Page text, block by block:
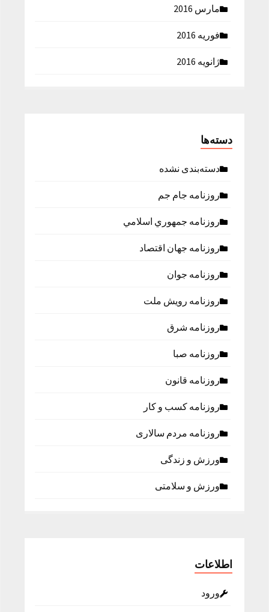
مارس 2016
فوریه 2016
ژانویه 2016
دسته‌ها
دسته‌بندی نشده
روزنامه جام جم
روزنامه جمهوري اسلامي
روزنامه جهان اقتصاد
روزنامه جوان
روزنامه رویش ملت
روزنامه شرق
روزنامه صبا
روزنامه قانون
روزنامه كسب و كار
روزنامه مردم سالاری
ورزش و زندگی
ورزش و سلامتی
اطلاعات
ورود